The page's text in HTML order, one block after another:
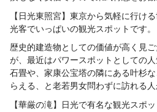
【日光東照宮】東京から気軽に行け
光客でいっぱいの観光スポットです。
歴史的建造物としての価値が高く見
が、最近はパワースポットとしての
石畳や、家康公宝塔の隣にある叶杉
らえる、と老若男女問わずに訪れる人
【華厳の滝】日光で有名な観光スポ